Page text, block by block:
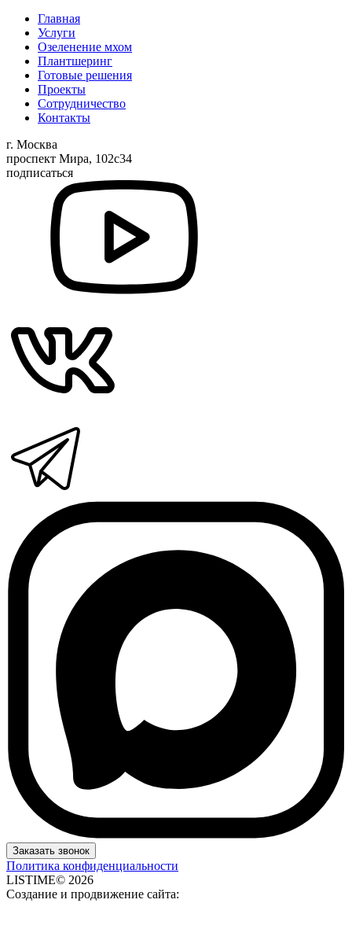
Главная
Услуги
Озеленение мхом
Плантшеринг
Готовые решения
Проекты
Сотрудничество
Контакты
г. Москва
проспект Мира, 102с34
подписаться
Заказать звонок
Политика конфиденциальности
LISTIME© 2026
Создание и продвижение сайта: